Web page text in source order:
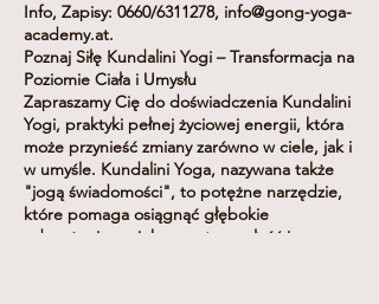
Info, Zapisy: 0660/6311278, info@gong-yoga-
academy.at.
Poznaj Siłę Kundalini Yogi – Transformacja na
Poziomie Ciała i Umysłu
Zapraszamy Cię do doświadczenia Kundalini
Yogi, praktyki pełnej życiowej energii, która
może przynieść zmiany zarówno w ciele, jak i
w umyśle. Kundalini Yoga, nazywana także
"jogą świadomości", to potężne narzędzie,
które pomaga osiągnąć głębokie
odprężenie, zwiększa wytrzymałość i